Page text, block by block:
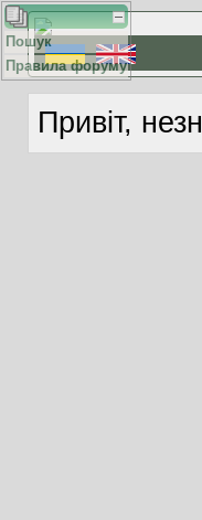
Привіт,
Пошук
Правила форуму